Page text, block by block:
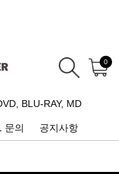
0
BLU-RAY, MD
문의 공지사항